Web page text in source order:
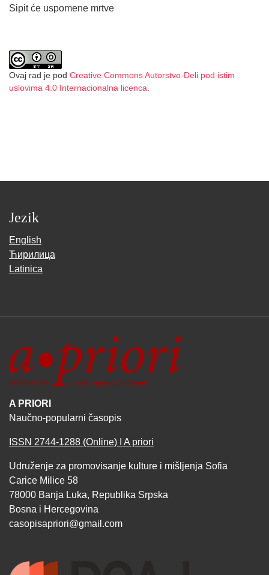
Sipit će uspomene mrtve
Ovaj rad je pod Creative Commons Autorstvo-Deli pod istim
uslovima 4.0 Internacionalna licenca.
Jezik
English
Ћирилица
Latinica
A PRIORI
Naučno-popularni časopis
ISSN 2744-1288 (Online) I A priori
Udruženje za promovisanje kulture i mišljenja Sofia
Carice Milice 58
78000 Banja Luka, Republika Srpska
Bosna i Hercegovina
casopisapriori@gmail.com